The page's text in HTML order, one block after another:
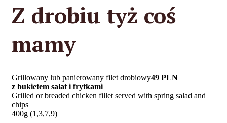
Z drobiu tyż coś
mamy
Grillowany lub panierowany filet drobiowy49 PLN
z bukietem sałat i frytkami
Grilled or breaded chicken fillet served with spring salad and
chips
400g (1,3,7,9)